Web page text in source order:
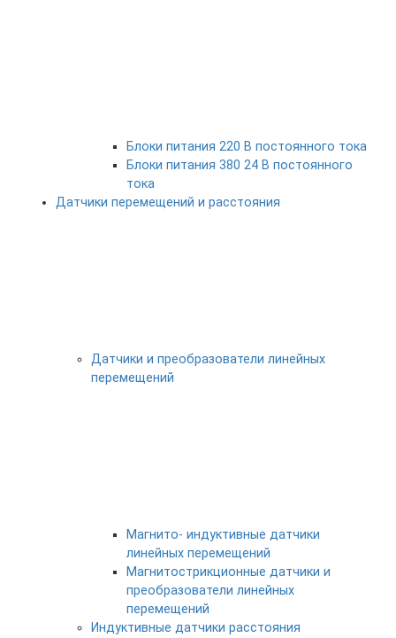
Блоки питания 220 В постоянного тока
Блоки питания 380 24 В постоянного
тока
Датчики перемещений и расстояния
Датчики и преобразователи линейных
перемещений
Магнито- индуктивные датчики
линейных перемещений
Магнитострикционные датчики и
преобразователи линейных
перемещений
Индуктивные датчики расстояния